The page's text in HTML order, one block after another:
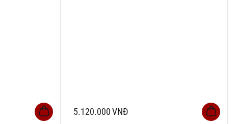
5.120.000VNĐ